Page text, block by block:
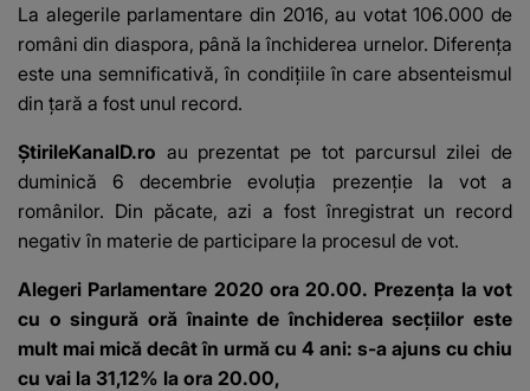
La alegerile parlamentare din 2016, au votat 106.000 de
români din diaspora, până la închiderea urnelor. Diferența
este una semnificativă, în condițiile în care absenteismul
din țară a fost unul record.
ȘtirileKanalD.ro au prezentat pe tot parcursul zilei de
duminică 6 decembrie evoluția prezenție la vot a
românilor. Din păcate, azi a fost înregistrat un record
negativ în materie de participare la procesul de vot.
Alegeri Parlamentare 2020 ora 20.00. Prezența la vot
cu o singură oră înainte de închiderea secțiilor este
mult mai mică decât în urmă cu 4 ani: s-a ajuns cu chiu
cu vai la 31,12% la ora 20.00,